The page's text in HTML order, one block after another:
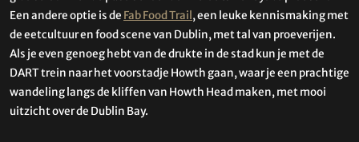
Een andere optie is de Fab Food Trail , een leuke kennismaking met
de eetcultuur en food scene van Dublin, met tal van proeverijen.
Als je even genoeg hebt van de drukte in de stad kun je met de
DART trein naar het voorstadje Howth gaan, waar je een prachtige
wandeling langs de kliffen van Howth Head maken, met mooi
uitzicht over de Dublin Bay.